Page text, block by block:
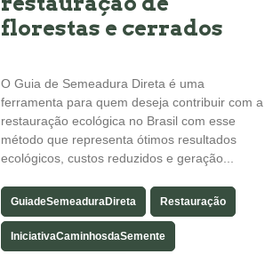
florestas e cerrados
O Guia de Semeadura Direta é uma
ferramenta para quem deseja contribuir com a
restauração ecológica no Brasil com esse
método que representa ótimos resultados
ecológicos, custos reduzidos e geração...
GuiadeSemeaduraDireta Restauração
IniciativaCaminhosdaSemente